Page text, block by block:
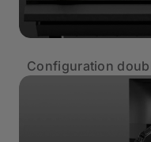
Configuration